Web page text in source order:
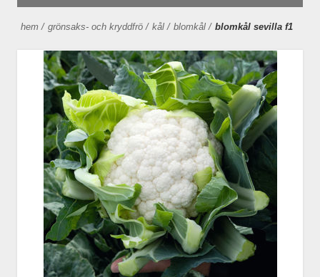
hem / grönsaks- och kryddfrö / kål / blomkål / blomkål sevilla f1